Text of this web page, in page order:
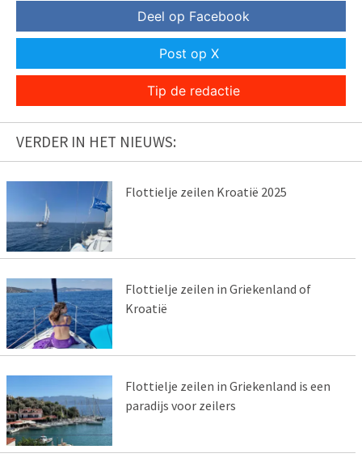
Deel op Facebook
Post op X
Tip de redactie
VERDER IN HET NIEUWS:
Flottielje zeilen Kroatië 2025
Flottielje zeilen in Griekenland of
Kroatië
Flottielje zeilen in Griekenland is een
paradijs voor zeilers